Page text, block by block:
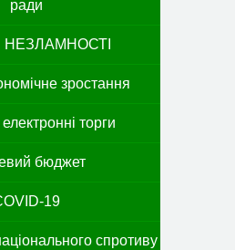
ради
НЕЗЛАМНОСТІ
зростання
торги
бюджет
19
спротиву